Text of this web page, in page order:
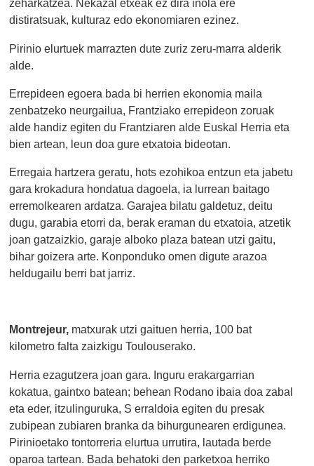
zeharkatzea. Nekazal etxeak ez dira inola ere
distiratsuak, kulturaz edo ekonomiaren ezinez.
Pirinio elurtuek marrazten dute zuriz zeru-marra alderik
alde.
Errepideen egoera bada bi herrien ekonomia maila
zenbatzeko neurgailua, Frantziako errepideon zoruak
alde handiz egiten du Frantziaren alde Euskal Herria eta
bien artean, leun doa gure etxatoia bideotan.
Erregaia hartzera geratu, hots ezohikoa entzun eta jabetu
gara krokadura hondatua dagoela, ia lurrean baitago
erremolkearen ardatza. Garajea bilatu galdetuz, deitu
dugu, garabia etorri da, berak eraman du etxatoia, atzetik
joan gatzaizkio, garaje alboko plaza batean utzi gaitu,
bihar goizera arte. Konponduko omen digute arazoa
heldugailu berri bat jarriz.
Montrejeur, matxurak utzi gaituen herria, 100 bat
kilometro falta zaizkigu Toulouserako.
Herria ezagutzera joan gara. Inguru erakargarrian
kokatua, gaintxo batean; behean Rodano ibaia doa zabal
eta eder, itzulinguruka, S erraldoia egiten du presak
zubipean zubiaren branka da bihurgunearen erdigunea.
Pirinioetako tontorreria elurtua urrutira, lautada berde
oparoa tartean. Bada behatoki den parketxoa herriko